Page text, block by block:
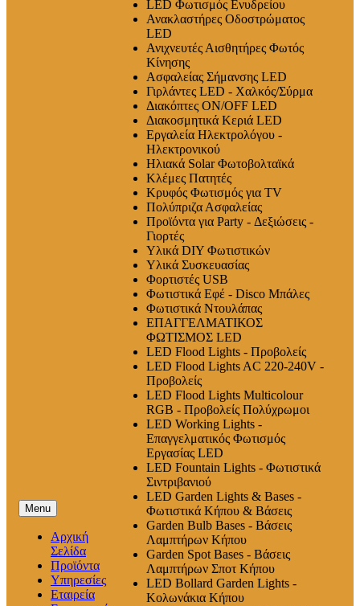
Menu
Αρχική
Σελίδα
Προϊόντα
Υπηρεσίες
Εταιρεία
LED Φωτισμός Ενυδρείου
Ανακλαστήρες Οδοστρώματος
LED
Ανιχνευτές Αισθητήρες Φωτός
Κίνησης
Ασφαλείας Σήμανσης LED
Γιρλάντες LED - Χαλκός/Σύρμα
Διακόπτες ON/OFF LED
Διακοσμητικά Κεριά LED
Εργαλεία Ηλεκτρολόγου -
Ηλεκτρονικού
Ηλιακά Solar Φωτοβολταϊκά
Κλέμες Πατητές
Κρυφός Φωτισμός για TV
Πολύπριζα Ασφαλείας
Προϊόντα για Party - Δεξιώσεις -
Γιορτές
Υλικά DIY Φωτιστικών
Υλικά Συσκευασίας
Φορτιστές USB
Φωτιστικά Εφέ - Disco Μπάλες
Φωτιστικά Ντουλάπας
ΕΠΑΓΓΕΛΜΑΤΙΚΟΣ
ΦΩΤΙΣΜΟΣ LED
LED Flood Lights - Προβολείς
LED Flood Lights AC 220-240V -
Προβολείς
LED Flood Lights Multicolour
RGB - Προβολείς Πολύχρωμοι
LED Working Lights -
Επαγγελματικός Φωτισμός
Εργασίας LED
LED Fountain Lights - Φωτιστικά
Σιντριβανιού
LED Garden Lights & Bases -
Φωτιστικά Κήπου & Βάσεις
Garden Bulb Bases - Βάσεις
Λαμπτήρων Κήπου
Garden Spot Bases - Βάσεις
Λαμπτήρων Σποτ Κήπου
LED Bollard Garden Lights -
Κολωνάκια Κήπου